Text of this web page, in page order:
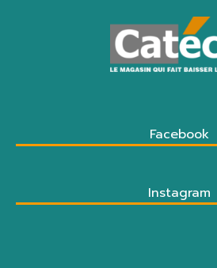
Facebook
Instagram